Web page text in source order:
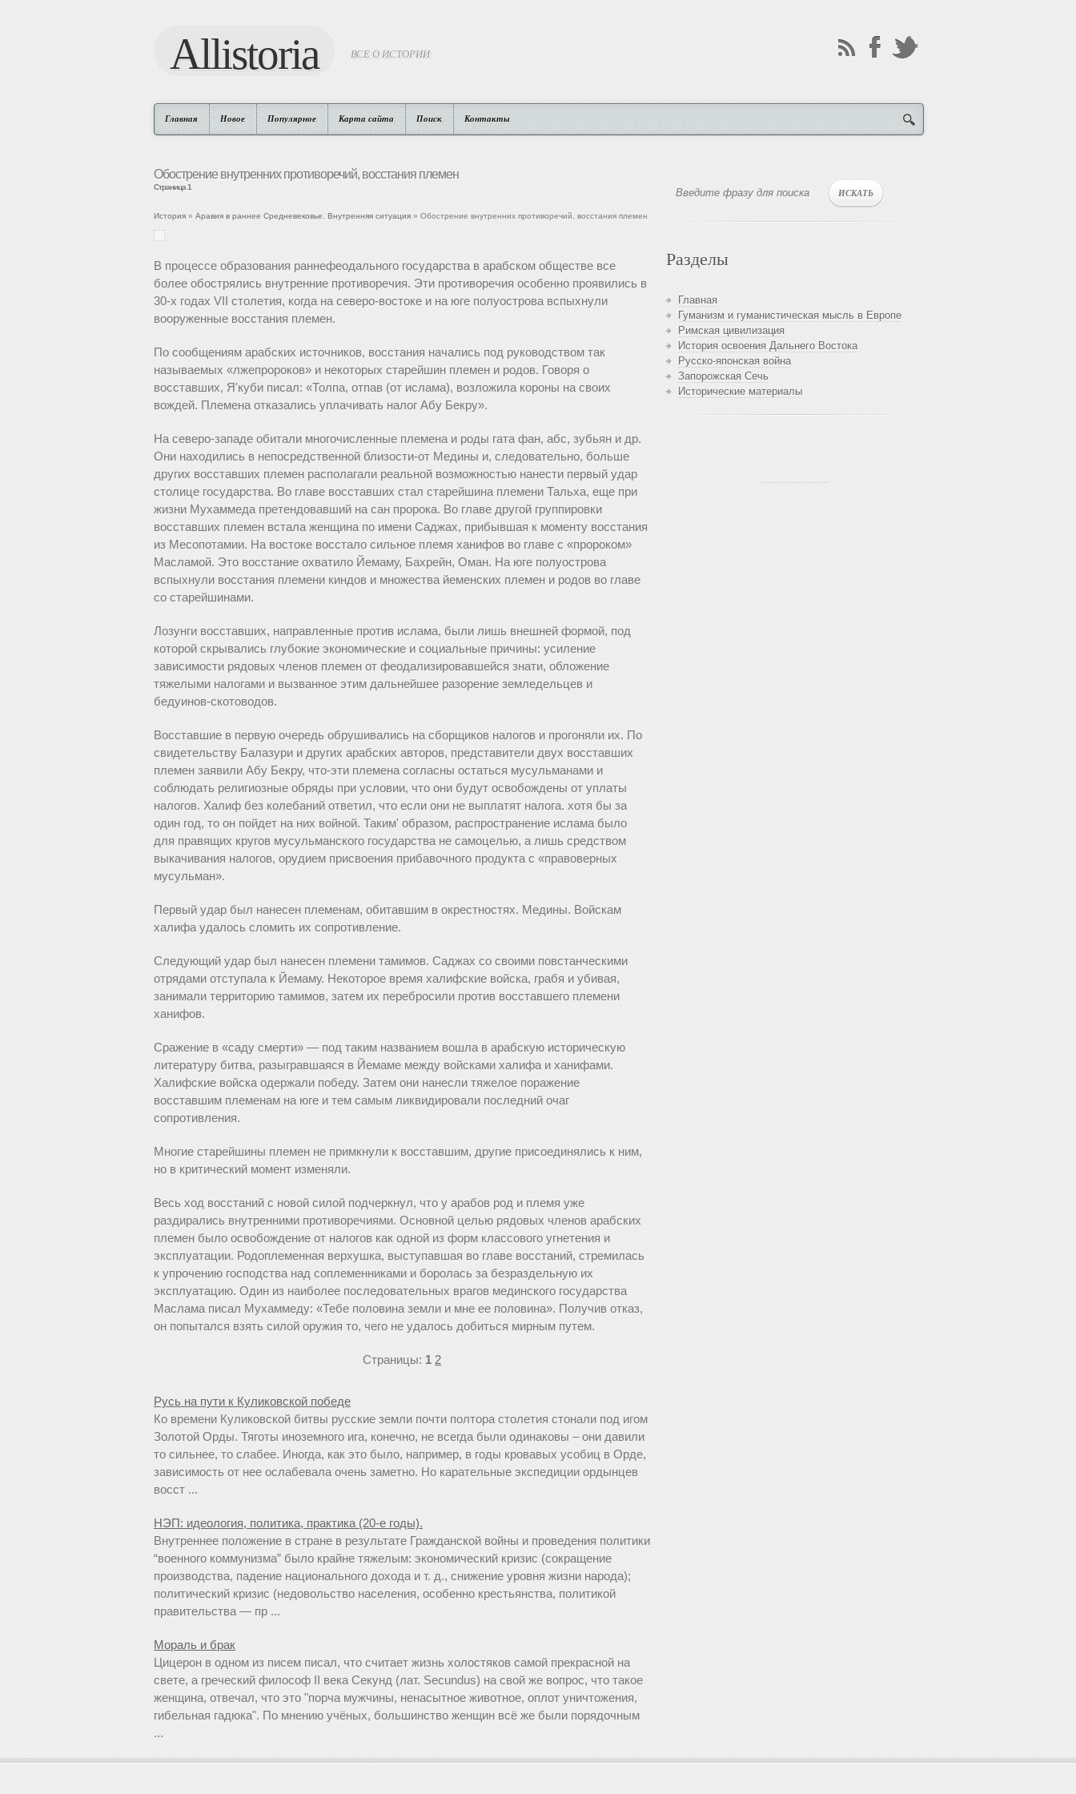
Allistoria ВСЕ О ИСТОРИИ
Главная Новое Популярное Карта сайта Поиск Контакты
Обострение внутренних противоречий, восстания племен
Страница 1
История » Аравия в раннее Средневековье. Внутренняя ситуация » Обострение внутренних противоречий, восстания племен
В процессе образования раннефеодального государства в арабском обществе все
более обострялись внутренние противоречия. Эти противоречия особенно проявились в
30-х годах VII столетия, когда на северо-востоке и на юге полуострова вспыхнули
вооруженные восстания племен.
По сообщениям арабских источников, восстания начались под руководством так
называемых «лжепророков» и некоторых старейшин племен и родов. Говоря о
восставших, Я'куби писал: «Толпа, отпав (от ислама), возложила короны на своих
вождей. Племена отказались уплачивать налог Абу Бекру».
На северо-западе обитали многочисленные племена и роды гата фан, абс, зубьян и др.
Они находились в непосредственной близости-от Медины и, следовательно, больше
других восставших племен располагали реальной возможностью нанести первый удар
столице государства. Во главе восставших стал старейшина племени Тальха, еще при
жизни Мухаммеда претендовавший на сан пророка. Во главе другой группировки
восставших племен встала женщина по имени Саджах, прибывшая к моменту восстания
из Месопотамии. На востоке восстало сильное племя ханифов во главе с «пророком»
Масламой. Это восстание охватило Йемаму, Бахрейн, Оман. На юге полуострова
вспыхнули восстания племени киндов и множества йеменских племен и родов во главе
со старейшинами.
Лозунги восставших, направленные против ислама, были лишь внешней формой, под
которой скрывались глубокие экономические и социальные причины: усиление
зависимости рядовых членов племен от феодализировавшейся знати, обложение
тяжелыми налогами и вызванное этим дальнейшее разорение земледельцев и
бедуинов-скотоводов.
Восставшие в первую очередь обрушивались на сборщиков налогов и прогоняли их. По
свидетельству Балазури и других арабских авторов, представители двух восставших
племен заявили Абу Бекру, что-эти племена согласны остаться мусульманами и
соблюдать религиозные обряды при условии, что они будут освобождены от уплаты
налогов. Халиф без колебаний ответил, что если они не выплатят налога. хотя бы за
один год, то он пойдет на них войной. Таким' образом, распространение ислама было
для правящих кругов мусульманского государства не самоцелью, а лишь средством
выкачивания налогов, орудием присвоения прибавочного продукта с «правоверных
мусульман».
Первый удар был нанесен племенам, обитавшим в окрестностях. Медины. Войскам
халифа удалось сломить их сопротивление.
Следующий удар был нанесен племени тамимов. Саджах со своими повстанческими
отрядами отступала к Йемаму. Некоторое время халифские войска, грабя и убивая,
занимали территорию тамимов, затем их перебросили против восставшего племени
ханифов.
Сражение в «саду смерти» — под таким названием вошла в арабскую историческую
литературу битва, разыгравшаяся в Йемаме между войсками халифа и ханифами.
Халифские войска одержали победу. Затем они нанесли тяжелое поражение
восставшим племенам на юге и тем самым ликвидировали последний очаг
сопротивления.
Многие старейшины племен не примкнули к восставшим, другие присоединялись к ним,
но в критический момент изменяли.
Весь ход восстаний с новой силой подчеркнул, что у арабов род и племя уже
раздирались внутренними противоречиями. Основной целью рядовых членов арабских
племен было освобождение от налогов как одной из форм классового угнетения и
эксплуатации. Родоплеменная верхушка, выступавшая во главе восстаний, стремилась
к упрочению господства над соплеменниками и боролась за безраздельную их
эксплуатацию. Один из наиболее последовательных врагов мединского государства
Маслама писал Мухаммеду: «Тебе половина земли и мне ее половина». Получив отказ,
он попытался взять силой оружия то, чего не удалось добиться мирным путем.
Страницы: 1 2
Русь на пути к Куликовской победе
Ко времени Куликовской битвы русские земли почти полтора столетия стонали под игом
Золотой Орды. Тяготы иноземного ига, конечно, не всегда были одинаковы – они давили
то сильнее, то слабее. Иногда, как это было, например, в годы кровавых усобиц в Орде,
зависимость от нее ослабевала очень заметно. Но карательные экспедиции ордынцев
восст ...
НЭП: идеология, политика, практика (20-е годы).
Внутреннее положение в стране в результате Гражданской войны и проведения политики
“военного коммунизма” было крайне тяжелым: экономический кризис (сокращение
производства, падение национального дохода и т. д., снижение уровня жизни народа);
политический кризис (недовольство населения, особенно крестьянства, политикой
правительства — пр ...
Мораль и брак
Цицерон в одном из писем писал, что считает жизнь холостяков самой прекрасной на
свете, а греческий философ II века Секунд (лат. Secundus) на свой же вопрос, что такое
женщина, отвечал, что это "порча мужчины, ненасытное животное, оплот уничтожения,
гибельная гадюка". По мнению учёных, большинство женщин всё же были порядочным
...
Разделы
Главная
Гуманизм и гуманистическая мысль в Европе
Римская цивилизация
История освоения Дальнего Востока
Русско-японская война
Запорожская Сечь
Исторические материалы